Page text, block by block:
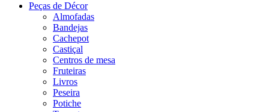
Peças de Décor
Almofadas
Bandejas
Cachepot
Castiçal
Centros de mesa
Fruteiras
Livros
Peseira
Potiche